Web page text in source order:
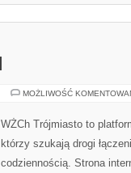
MOŻLIWOŚĆ
WŻCh Trójmiasto to
którzy szukają drogi
codziennością. Strona